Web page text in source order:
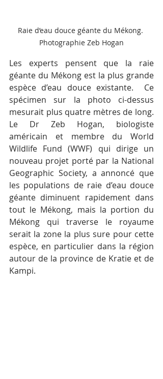
Raie d’eau douce géante du Mékong.
Photographie Zeb Hogan
Les experts pensent que la raie
géante du Mékong est la plus grande
espèce d’eau douce existante.  Ce
spécimen sur la photo ci-dessus
mesurait plus quatre mètres de long.
Le Dr Zeb Hogan, biologiste
américain et membre du World
Wildlife Fund (WWF) qui dirige un
nouveau projet porté par la National
Geographic Society, a annoncé que
les populations de raie d’eau douce
géante diminuent rapidement dans
tout le Mékong, mais la portion du
Mékong qui traverse le royaume
serait la zone la plus sure pour cette
espèce, en particulier dans la région
autour de la province de Kratie et de
Kampi.